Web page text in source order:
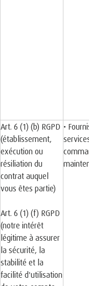
Art. 6 (1) (b) RGPD
(établissement,
exécution ou
résiliation du
contrat auquel
vous êtes partie)
Art. 6 (1) (f) RGPD
(notre intérêt
légitime à assurer
la sécurité, la
stabilité et la
facilité d'utilisation
•